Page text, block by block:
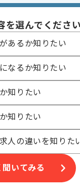
すが、その後フルリモ
を選んでください
あるか知りたい
なるか知りたい
知りたい
知りたい
人の違いを知りた
聞いてみる